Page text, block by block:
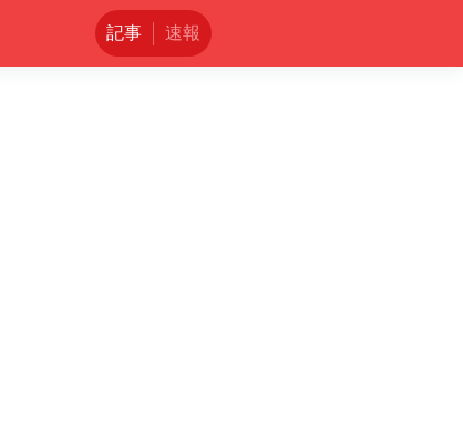
記事 速報